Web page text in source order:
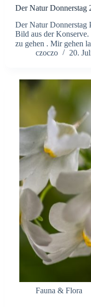
Der Natur Donnerstag
Der Natur Donnerstag
Bild aus der Konserve.
zu gehen . Mir gehen
czoczo
20.
Fauna & Flora